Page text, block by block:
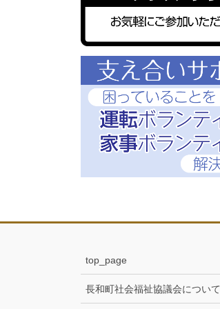
top_page
長和町社会福祉協議会について